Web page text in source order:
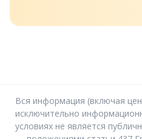
Вся информация (включая
исключительно
условиях не является